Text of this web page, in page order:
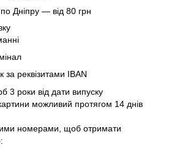
Дніпру — від 80 грн
за реквізитами IBAN
3 роки від дати випуску
можливий протягом 14 днів
номерами, щоб отримати